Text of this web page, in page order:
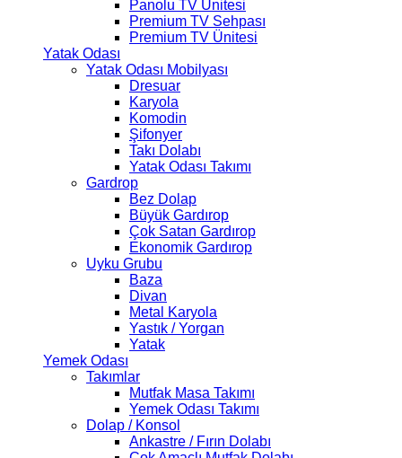
Panolu TV Ünitesi
Premium TV Sehpası
Premium TV Ünitesi
Yatak Odası
Yatak Odası Mobilyası
Dresuar
Karyola
Komodin
Şifonyer
Takı Dolabı
Yatak Odası Takımı
Gardrop
Bez Dolap
Büyük Gardırop
Çok Satan Gardırop
Ekonomik Gardırop
Uyku Grubu
Baza
Divan
Metal Karyola
Yastık / Yorgan
Yatak
Yemek Odası
Takımlar
Mutfak Masa Takımı
Yemek Odası Takımı
Dolap / Konsol
Ankastre / Fırın Dolabı